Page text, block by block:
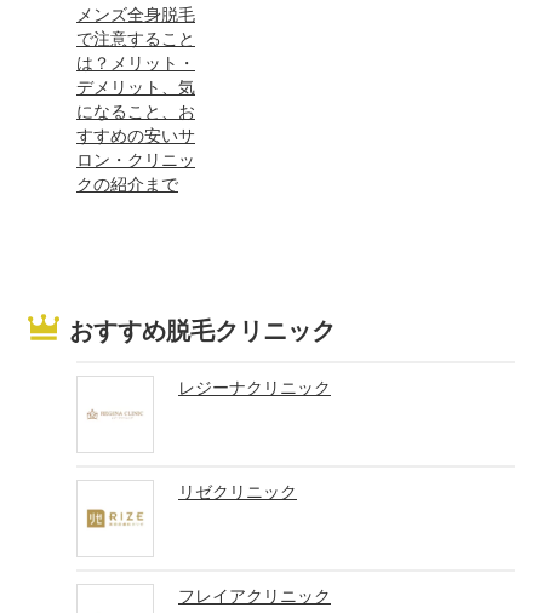
メンズ全身脱毛
で注意すること
は？メリット・
デメリット、気
になること、お
すすめの安いサ
ロン・クリニッ
クの紹介まで
おすすめ脱毛クリニック
レジーナクリニック
リゼクリニック
フレイアクリニック